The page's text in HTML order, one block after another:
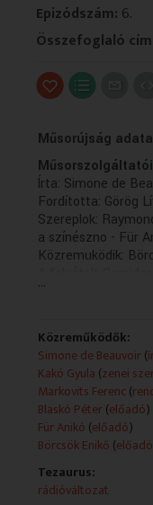
Epizódszám: 6.
Összefoglaló
Műsorújság
Írta: Simone de
Fordította: Görög
Szereplok:
a színészno - Für
Közremuködik:
Zenei Szerkeszto:
Rádióra
...
Közreműködők:
Simone de Beauvoir(
Kakó Gyula (zenei
Markovits Ferenc(
Blaskó Péter(előadó)
Für Anikó (előadó)
Börcsök Enikő (előadó
Tezaurus:
rádióváltozat